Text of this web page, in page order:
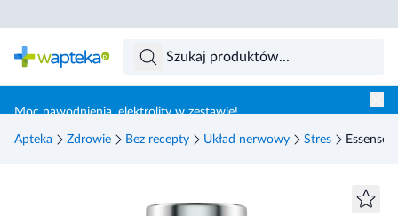
Moc nawodnienia, elektrolity w zestawie!
Apteka Zdrowie Bez recepty Układ nerwowy Stres